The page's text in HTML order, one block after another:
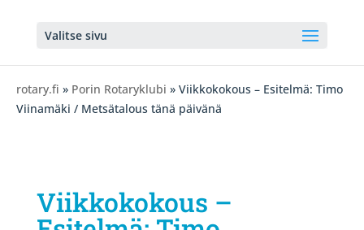
Valitse sivu
rotary.fi » Porin Rotaryklubi » Viikkokokous – Esitelmä: Timo
Viinamäki / Metsätalous tänä päivänä
Viikkokokous –